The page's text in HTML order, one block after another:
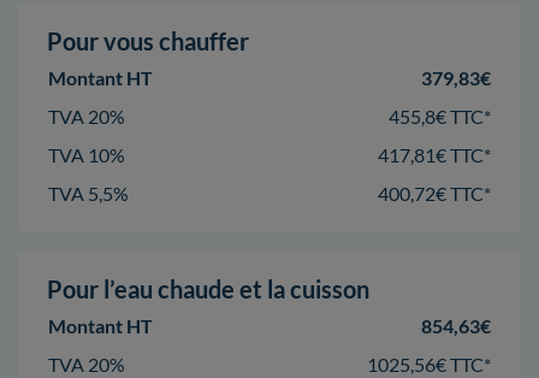
Pour vous chauffer
Montant HT
379,83€
TVA 20%
455,8€ TTC*
TVA 10%
417,81€ TTC*
TVA 5,5%
400,72€ TTC*
Pour l’eau chaude et la cuisson
Montant HT
854,63€
TVA 20%
1025,56€ TTC*